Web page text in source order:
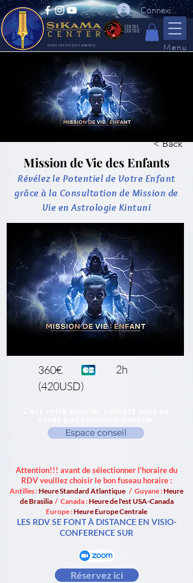
Connexion
Menu
CENTRE
CERTIFIE
SOINS HOLISTIQUES KIMUNTU
Mission de Vie des Enfants
< Back
Révélez le Potentiel de Votre Enfant
grâce à la Consultation de Mission de
Vie en Astrologie Kintuni
360€
(420USD)
2h
Espace conseil
Attention!!! avant de sélectionner l'horaire du
RDV veuillez choisir le bon fuseau horaire :
Antilles :Heure Standard Atlantique / Guyane :Heure
de Brasilia / Canada :Heure de l'est USA-Canada
Europe :Heure Europe Centrale
LES RDV SE FONT À DISTANCE EN VISIO-
CONFERENCE SUR
Réservez ici